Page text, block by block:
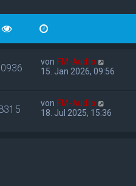
von FM-Audio
15. Jan 2026, 09:56
von FM-Audio
18. Jul 2025, 15:36